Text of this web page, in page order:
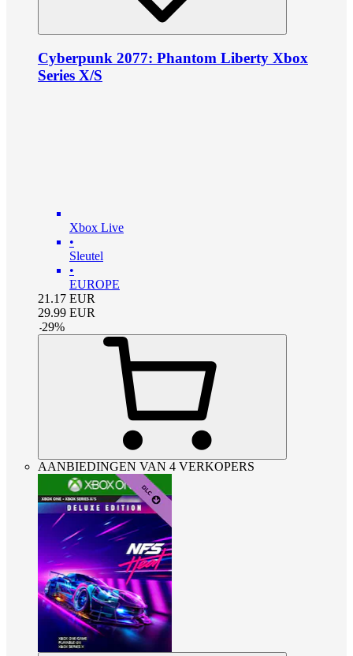
Cyberpunk 2077: Phantom Liberty Xbox
Series X/S
Xbox Live
•
Sleutel
•
EUROPE
21.17 EUR
29.99 EUR
-29%
AANBIEDINGEN VAN 4 VERKOPERS